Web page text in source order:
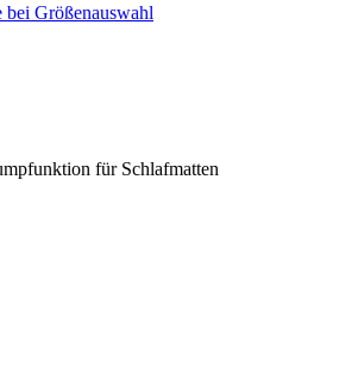
Größenauswahl
für Schlafmatten